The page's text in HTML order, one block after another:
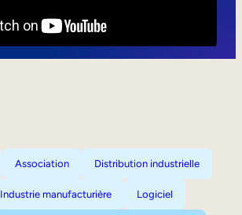
Association Distribution industrielle
Industrie manufacturière Logiciel